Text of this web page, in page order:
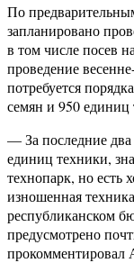
По
запланировано
в том числе посев
проведение
потребуется
семян и 950 единиц
— За последние
единиц техники,
технопарк, но есть
изношенная
республиканском
предусмотрено
прокомментировал